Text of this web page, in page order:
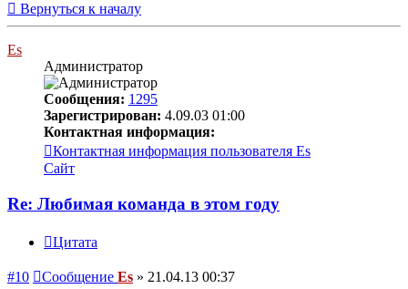
Вернуться к началу
Es
Администратор
Сообщения: 1295
Зарегистрирован: 4.09.03 01:00
Контактная информация:
Контактная информация пользователя Es
Сайт
Re: Любимая команда в этом году
Цитата
#10 Сообщение Es » 21.04.13 00:37